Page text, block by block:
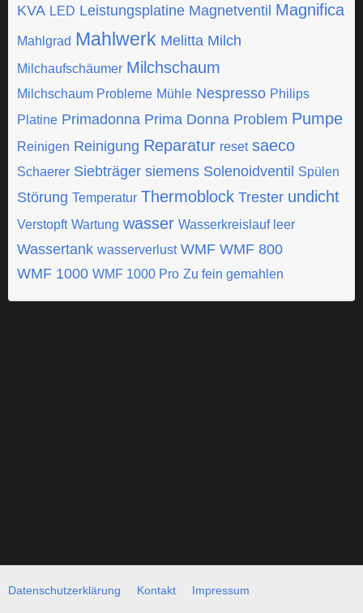
KVA LED Leistungsplatine Magnetventil Magnifica
Mahlgrad Mahlwerk Melitta Milch
Milchaufschäumer Milchschaum
Milchschaum Probleme Mühle Nespresso Philips
Platine Primadonna Prima Donna Problem Pumpe
Reinigen Reinigung Reparatur reset saeco
Schaerer Siebträger siemens Solenoidventil Spülen
Störung Temperatur Thermoblock Trester undicht
Verstopft Wartung wasser Wasserkreislauf leer
Wassertank wasserverlust WMF WMF 800
WMF 1000 WMF 1000 Pro Zu fein gemahlen
Datenschutzerklärung Kontakt Impressum